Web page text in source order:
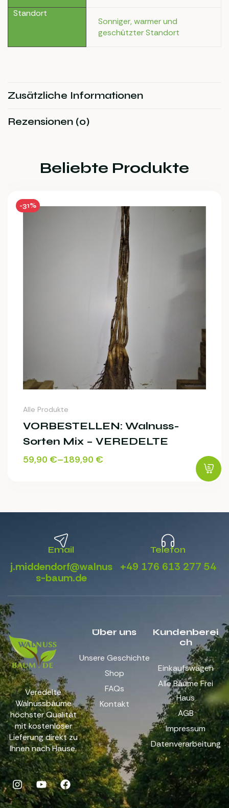
Standort
Sonniger, warmer und
geschützter Standort
Zusätzliche Informationen
Rezensionen (0)
Beliebte Produkte
-31%
Alle Produkte
VORBESTELLEN: Walnuss-
Sorten Mix – VEREDELTE
59,90 €–189,90 €
Email
j.middendorf@walnus
s-baum.de
Telefon
+49 176 613 277 54
Über uns
Unsere Geschichte
Shop
FAQs
Kontakt
Kundenberei
ch
Einkaufswagen
Alle Bäume Frei
Haus
AGB
Impressum
Datenverarbeitung
Veredelte
Walnussbäume
höchster Qualität
mit kostenloser
Lieferung direkt zu
Ihnen nach Hause.